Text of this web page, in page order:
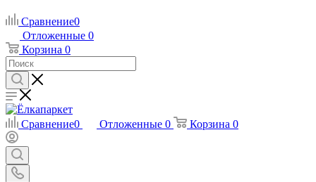
Сравнение0
Отложенные 0
Корзина 0
Сравнение0 Отложенные 0 Корзина 0